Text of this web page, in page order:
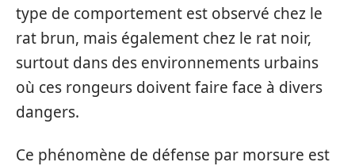
type de comportement est observé chez le
rat brun, mais également chez le rat noir,
surtout dans des environnements urbains
où ces rongeurs doivent faire face à divers
dangers.
Ce phénomène de défense par morsure est